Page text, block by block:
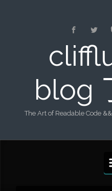
blog
The Art of Readable Code